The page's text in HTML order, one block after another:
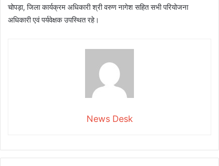
चोपड़ा, जिला कार्यक्रम अधिकारी श्री वरुण नागेश सहित सभी परियोजना
अधिकारी एवं पर्यवेक्षक उपस्थित रहे।
News Desk